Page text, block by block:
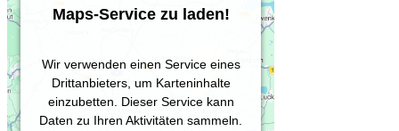
Maps-Service zu laden!
Wir verwenden einen Service eines
Drittanbieters, um Karteninhalte
einzubetten. Dieser Service kann
Daten zu Ihren Aktivitäten sammeln.